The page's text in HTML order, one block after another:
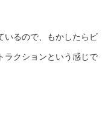
いるので、もかしたらビ
ラクションという感じで